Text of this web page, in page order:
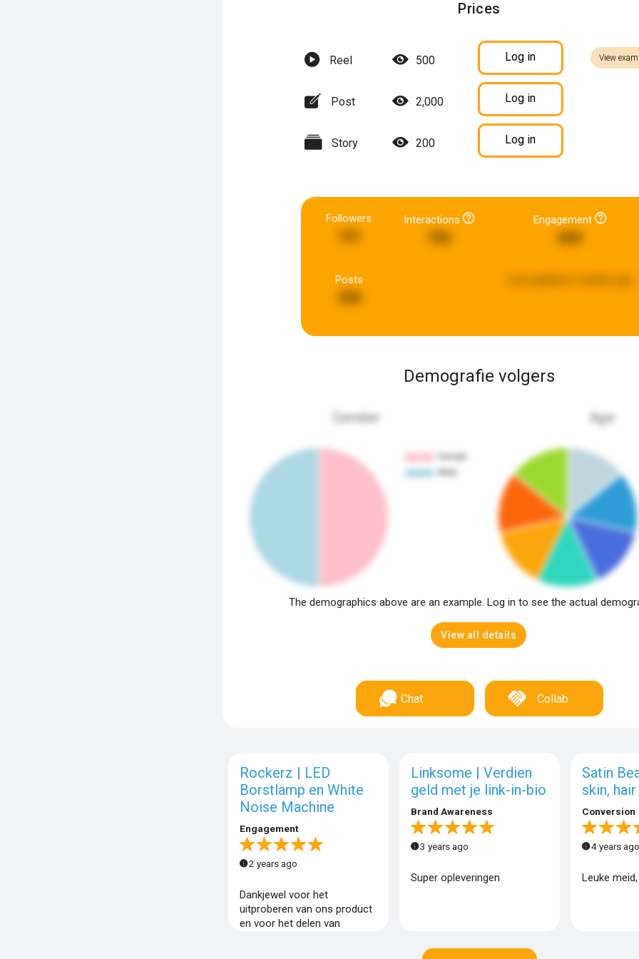
Prices
Reel 500 Log in View
Post 2,000 Log in
Story 200 Log in
Followers Interactions
766
Engagement
668
Posts
Demografie volgers
Gender Age
The demographics above are an example. Log in to see the actual
View all details
Chat Collab
Rockerz | LED
Borstlamp en White
Noise Machine
Engagement
2 years ago
Dankjewel voor het
uitproberen van ons product
en voor het delen van
Linksome | Verdien
geld met je link-in-bio
Brand Awareness
3 years ago
Super opleveringen
Satin
skin, hair
Conversion
4 years
Leuke